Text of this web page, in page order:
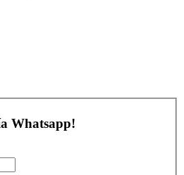
Whatsapp!